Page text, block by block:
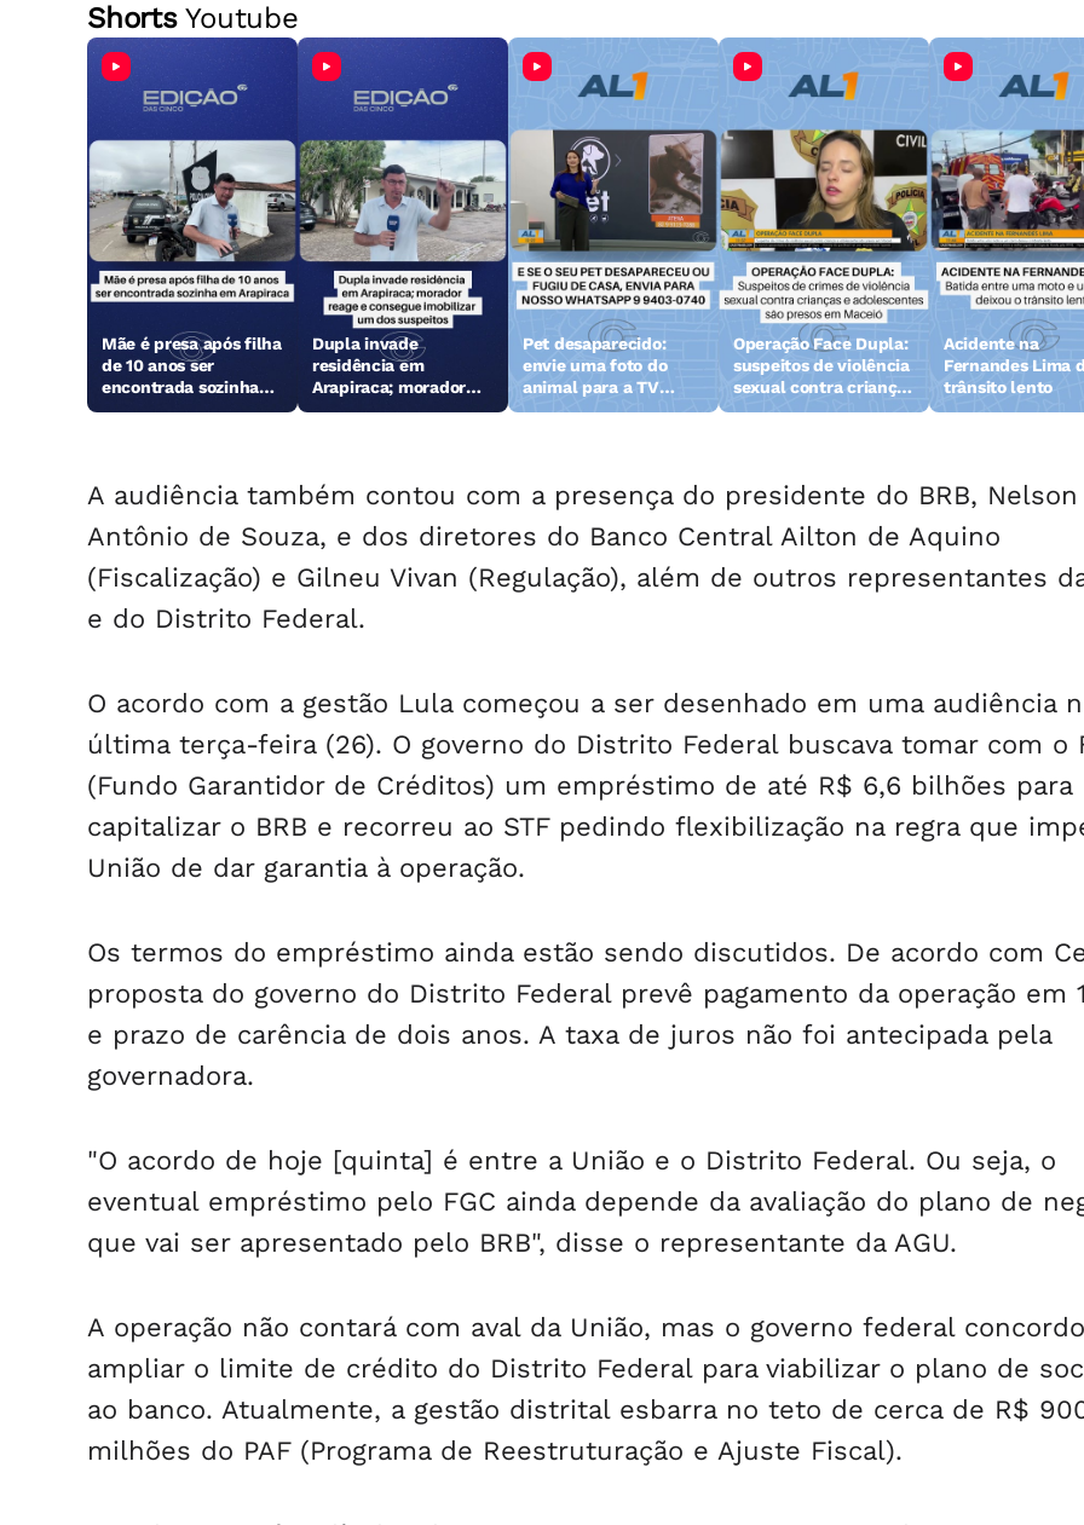
ShortsYoutube
Mãe é presa após filha
de 10 anos ser
encontrada sozinha
em Arapiraca
Dupla invade
residência em
Arapiraca; morador
reage e consegue
Pet desaparecido:
envie uma foto do
animal para a TV
Gazeta
Operação Face Dupla:
suspeitos de violência
sexual contra crianças
e adolescentes são
Acidente na
Fernandes Lima
trânsito lento
A audiência também contou com a presença do presidente do BRB, Nelson
Antônio de Souza, e dos diretores do Banco Central Ailton de Aquino
(Fiscalização) e Gilneu Vivan (Regulação), além de outros representantes
e do Distrito Federal.
O acordo com a gestão Lula começou a ser desenhado em uma audiência
última terça-feira (26). O governo do Distrito Federal buscava tomar com o
(Fundo Garantidor de Créditos) um empréstimo de até R$ 6,6 bilhões para
capitalizar o BRB e recorreu ao STF pedindo flexibilização na regra que
União de dar garantia à operação.
Os termos do empréstimo ainda estão sendo discutidos. De acordo com
proposta do governo do Distrito Federal prevê pagamento da operação em
e prazo de carência de dois anos. A taxa de juros não foi antecipada pela
governadora.
"O acordo de hoje [quinta] é entre a União e o Distrito Federal. Ou seja, o
eventual empréstimo pelo FGC ainda depende da avaliação do plano de
que vai ser apresentado pelo BRB", disse o representante da AGU.
A operação não contará com aval da União, mas o governo federal
ampliar o limite de crédito do Distrito Federal para viabilizar o plano de
ao banco. Atualmente, a gestão distrital esbarra no teto de cerca de R$
milhões do PAF (Programa de Reestruturação e Ajuste Fiscal).